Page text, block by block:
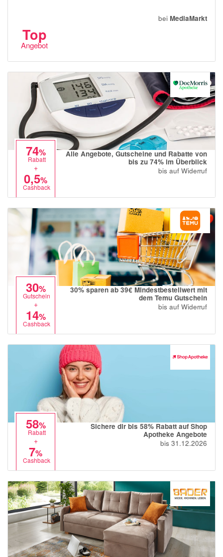
Top
Angebot
bei MediaMarkt
74%
Rabatt
+
0,5%
Cashback
Alle Angebote, Gutscheine und Rabatte von
bis zu 74% im Überblick
bis auf Widerruf
30%
Gutschein
+
14%
Cashback
30% sparen ab 39€ Mindestbestellwert mit
dem Temu Gutschein
bis auf Widerruf
58%
Rabatt
+
7%
Cashback
Sichere dir bis 58% Rabatt auf Shop
Apotheke Angebote
bis 31.12.2026